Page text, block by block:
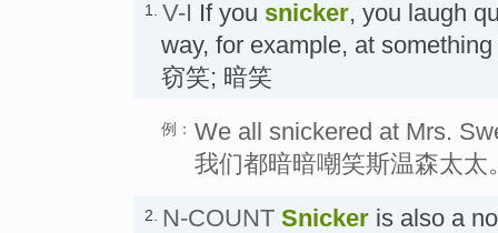
1. V-I If you snicker, you laugh
way, for example, at
窃笑; 暗笑
例： We all snickered at Mrs.
我们都暗暗嘲笑斯温森太太
2. N-COUNT Snicker is also a